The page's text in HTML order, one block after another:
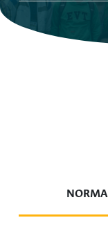
NORMA